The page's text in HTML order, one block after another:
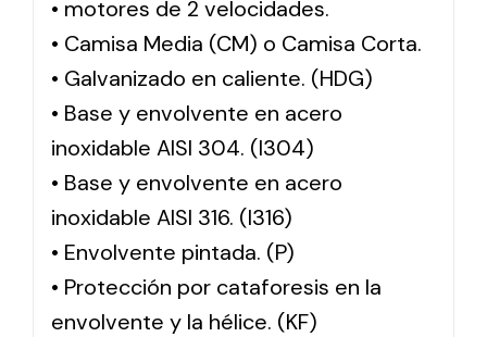
• motores de 2 velocidades.
• Camisa Media (CM) o Camisa Corta.
• Galvanizado en caliente. (HDG)
• Base y envolvente en acero
inoxidable AISI 304. (I304)
• Base y envolvente en acero
inoxidable AISI 316. (I316)
• Envolvente pintada. (P)
• Protección por cataforesis en la
envolvente y la hélice. (KF)